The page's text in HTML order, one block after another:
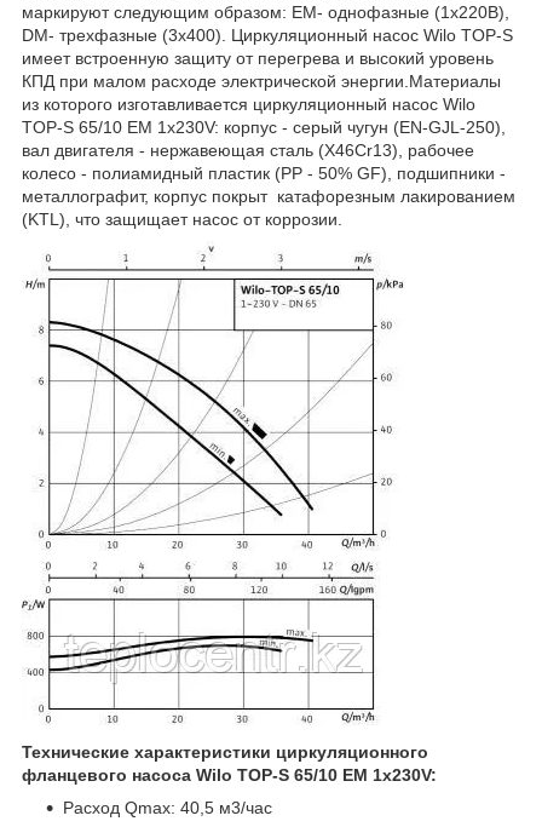
маркируют следующим образом: EM- однофазные (1x220В),
DM- трехфазные (3х400). Циркуляционный насос Wilo TOP-S
имеет встроенную защиту от перегрева и высокий уровень
КПД при малом расходе электрической энергии.Материалы
из которого изготавливается циркуляционный насос Wilo
TOP-S 65/10 EM 1х230V: корпус - серый чугун (EN-GJL-250),
вал двигателя - нержавеющая сталь (X46Cr13), рабочее
колесо - полиамидный пластик (PP - 50% GF), подшипники -
металлографит, корпус покрыт катафорезным лакированием
(KTL), что защищает насос от коррозии.
Технические характеристики циркуляционного
фланцевого насоса Wilo TOP-S 65/10 EM 1х230V:
Расход Qmax: 40,5 м3/час